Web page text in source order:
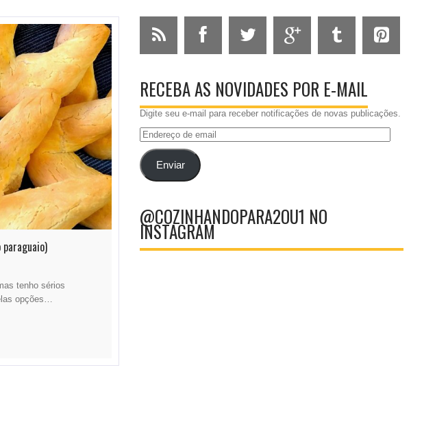
tenho sérios
opções…
RECEBA AS NOVIDADES POR E-MAIL
Digite seu e-mail para receber notificações de novas publicações.
Endereço
emailEnviar
@COZINHANDOPARA2OU1 NO
INSTAGRAM